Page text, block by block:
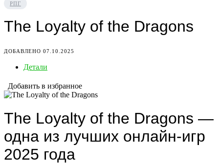
РПГ
The Loyalty of the Dragons
ДОБАВЛЕНО 07.10.2025
Детали
Добавить в избранное
The Loyalty of the Dragons —
одна из лучших онлайн-игр
2025 года